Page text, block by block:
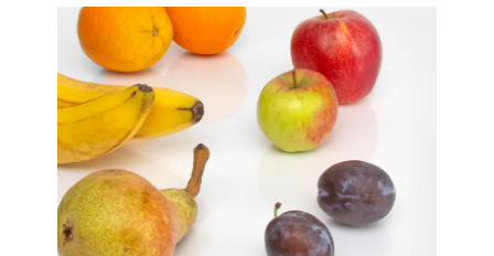
Produktgalerie überspringen